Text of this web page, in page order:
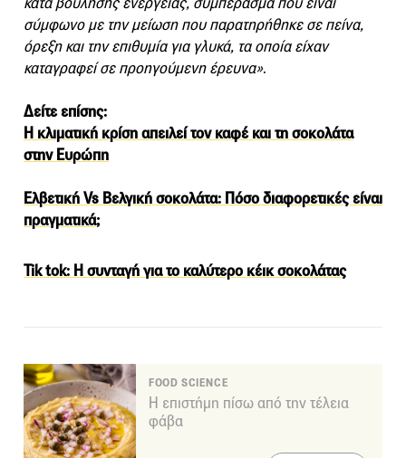
σύμφωνο με την μείωση που παρατηρήθηκε σε πείνα,
όρεξη και την επιθυμία για γλυκά, τα οποία είχαν
καταγραφεί σε προηγούμενη έρευνα».
Δείτε επίσης:
H κλιματική κρίση απειλεί τον καφέ και τη σοκολάτα
στην Ευρώπη
Ελβετική Vs Βελγική σοκολάτα: Πόσο διαφορετικές είναι
πραγματικά;
Tik tok: H συνταγή για το καλύτερο κέικ σοκολάτας
FOOD SCIENCE
Η επιστήμη πίσω από την τέλεια
φάβα